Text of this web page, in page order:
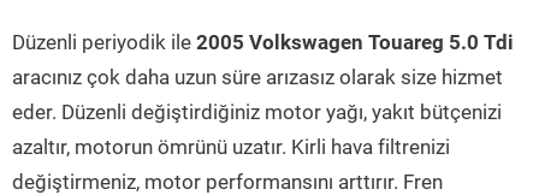
Düzenli periyodik ile 2005 Volkswagen Touareg 5.0 Tdi
aracınız çok daha uzun süre arızasız olarak size hizmet
eder. Düzenli değiştirdiğiniz motor yağı, yakıt bütçenizi
azaltır, motorun ömrünü uzatır. Kirli hava filtrenizi
değiştirmeniz, motor performansını arttırır. Fren